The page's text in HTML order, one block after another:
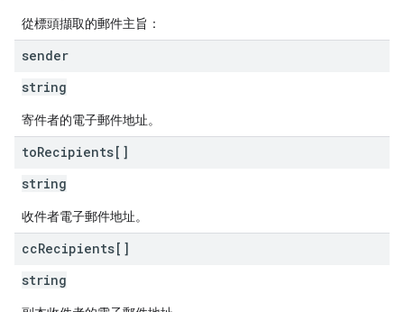
從標頭擷取的郵件主旨：
sender
string
寄件者的電子郵件地址。
toRecipients[]
string
收件者電子郵件地址。
ccRecipients[]
string